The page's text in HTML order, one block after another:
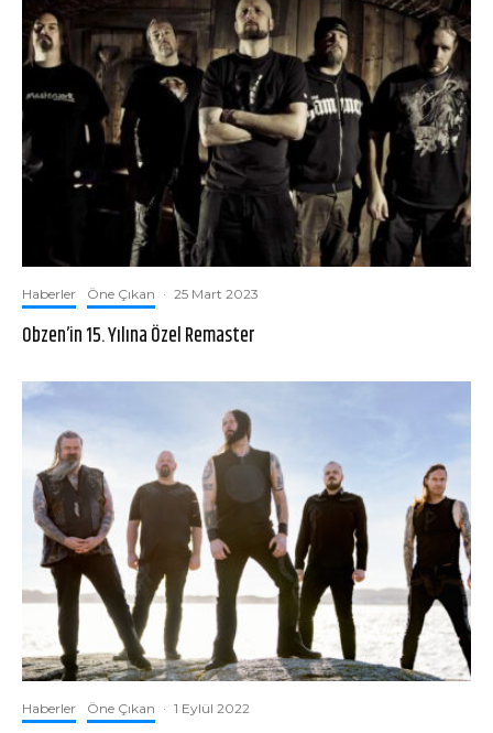
Haberler Öne Çıkan · 25 Mart 2023
Obzen’in 15. Yılına Özel Remaster
Haberler Öne Çıkan · 1 Eylül 2022